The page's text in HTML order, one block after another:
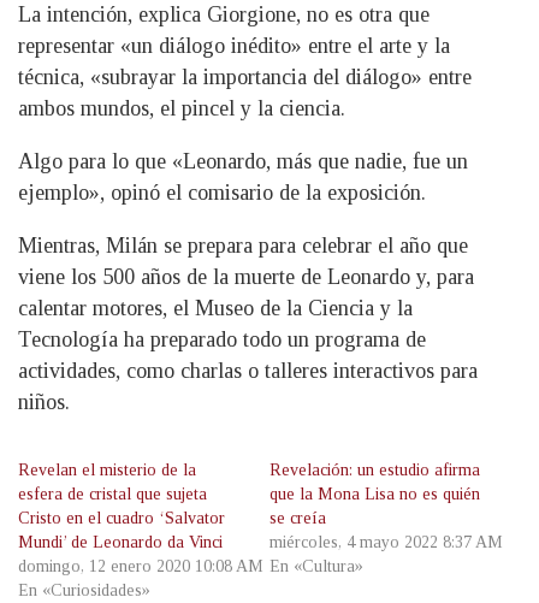
La intención, explica Giorgione, no es otra que
representar «un diálogo inédito» entre el arte y la
técnica, «subrayar la importancia del diálogo» entre
ambos mundos, el pincel y la ciencia.
Algo para lo que «Leonardo, más que nadie, fue un
ejemplo», opinó el comisario de la exposición.
Mientras, Milán se prepara para celebrar el año que
viene los 500 años de la muerte de Leonardo y, para
calentar motores, el Museo de la Ciencia y la
Tecnología ha preparado todo un programa de
actividades, como charlas o talleres interactivos para
niños.
Revelan el misterio de la
esfera de cristal que sujeta
Cristo en el cuadro ‘Salvator
Mundi’ de Leonardo da Vinci
domingo, 12 enero 2020 10:08 AM
En «Curiosidades»
Revelación: un estudio afirma
que la Mona Lisa no es quién
se creía
miércoles, 4 mayo 2022 8:37 AM
En «Cultura»